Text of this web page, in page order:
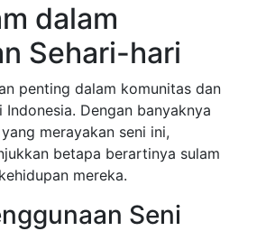
dalam
Sehari-hari
penting dalam komunitas dan
Dengan banyaknya
merayakan seni ini,
betapa berartinya sulam
mereka.
Seni